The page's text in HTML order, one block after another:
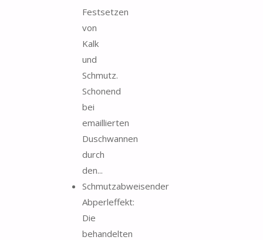
Festsetzen
von
Kalk
und
Schmutz.
Schonend
bei
emaillierten
Duschwannen
durch
den...
Schmutzabweisender
Abperleffekt:
Die
behandelten